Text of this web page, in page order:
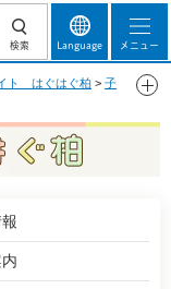
検索 Language メニュー
ト はぐはぐ柏 > 子
はぐはぐ